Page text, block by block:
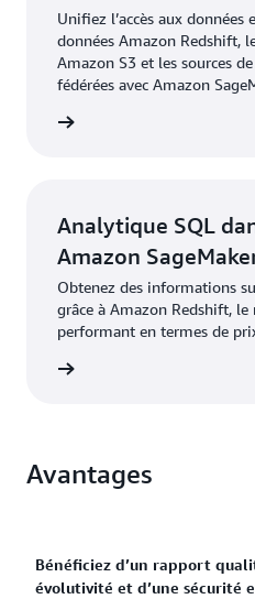
Unifiez l’accès aux données
données Amazon Redshift,
Amazon S3 et les sources
fédérées avec Amazon
Analytique SQL
Amazon
Obtenez des informations
grâce à Amazon Redshift,
performant en termes de
Avantages
Bénéficiez d’un rapport
évolutivité et d’une sécurité